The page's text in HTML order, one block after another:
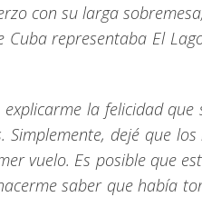
con su larga
representaba El
la felicidad
dejé que los
vuelo. Es posible que
saber que había